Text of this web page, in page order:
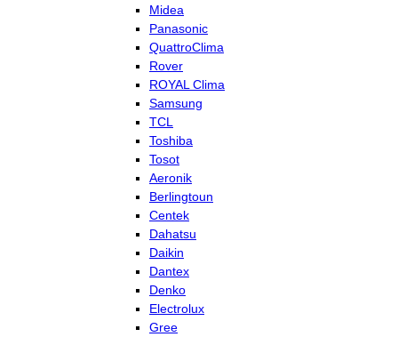
Midea
Panasonic
QuattroClima
Rover
ROYAL Clima
Samsung
TCL
Toshiba
Tosot
Aeronik
Berlingtoun
Centek
Dahatsu
Daikin
Dantex
Denko
Electrolux
Gree